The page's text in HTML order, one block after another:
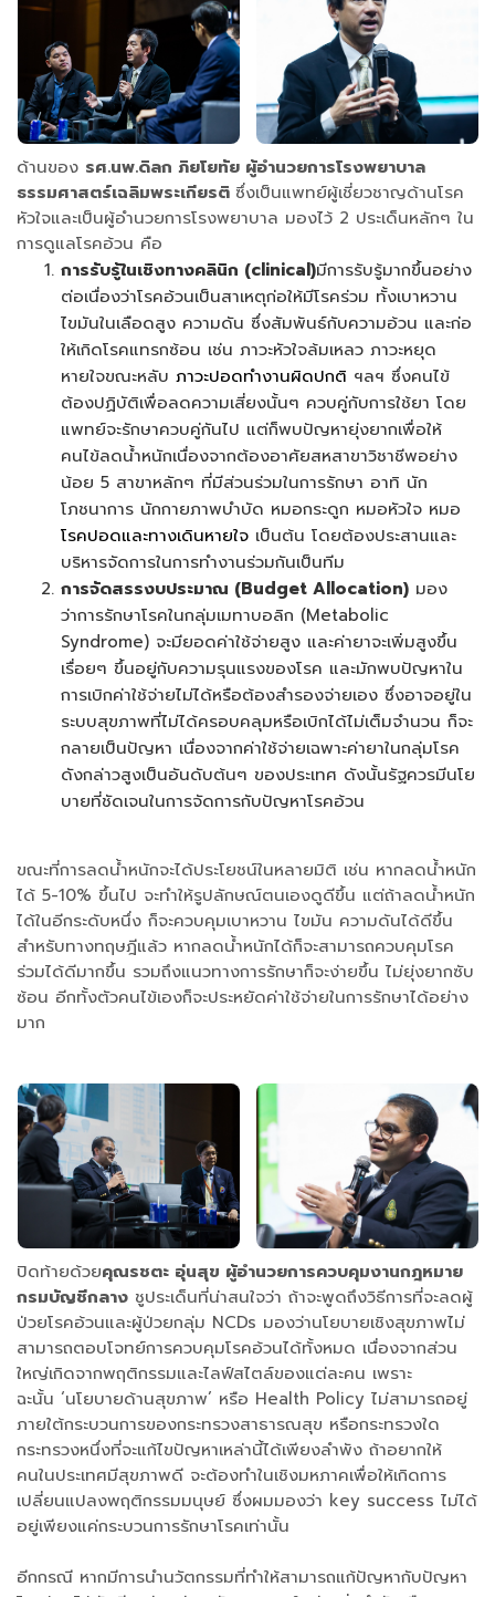
ด้านของ รศ.นพ.ดิลก ภิยโยทัย ผู้อำนวยการโรงพยาบาล
ธรรมศาสตร์เฉลิมพระเกียรติ ซึ่งเป็นแพทย์ผู้เชี่ยวชาญด้านโรค
หัวใจและเป็นผู้อำนวยการโรงพยาบาล มองไว้ 2 ประเด็นหลักๆ ใน
การดูแลโรคอ้วน คือ
การรับรู้ในเชิงทางคลินิก (clinical)มีการรับรู้มากขึ้นอย่าง
ต่อเนื่องว่าโรคอ้วนเป็นสาเหตุก่อให้มีโรคร่วม ทั้งเบาหวาน
ไขมันในเลือดสูง ความดัน ซึ่งสัมพันธ์กับความอ้วน และก่อ
ให้เกิดโรคแทรกซ้อน เช่น ภาวะหัวใจล้มเหลว ภาวะหยุด
หายใจขณะหลับ ภาวะปอดทำงานผิดปกติ ฯลฯ ซึ่งคนไข้
ต้องปฏิบัติเพื่อลดความเสี่ยงนั้นๆ ควบคู่กับการใช้ยา โดย
แพทย์จะรักษาควบคู่กันไป แต่ก็พบปัญหายุ่งยากเพื่อให้
คนไข้ลดน้ำหนักเนื่องจากต้องอาศัยสหสาขาวิชาชีพอย่าง
น้อย 5 สาขาหลักๆ ที่มีส่วนร่วมในการรักษา อาทิ นัก
โภชนาการ นักกายภาพบำบัด หมอกระดูก หมอหัวใจ หมอ
โรคปอดและทางเดินหายใจ เป็นต้น โดยต้องประสานและ
บริหารจัดการในการทำงานร่วมกันเป็นทีม
การจัดสรรงบประมาณ (Budget Allocation) มอง
ว่าการรักษาโรคในกลุ่มเมทาบอลิก (Metabolic
Syndrome) จะมียอดค่าใช้จ่ายสูง และค่ายาจะเพิ่มสูงขึ้น
เรื่อยๆ ขึ้นอยู่กับความรุนแรงของโรค และมักพบปัญหาใน
การเบิกค่าใช้จ่ายไม่ได้หรือต้องสำรองจ่ายเอง ซึ่งอาจอยู่ใน
ระบบสุขภาพที่ไม่ได้ครอบคลุมหรือเบิกได้ไม่เต็มจำนวน ก็จะ
กลายเป็นปัญหา เนื่องจากค่าใช้จ่ายเฉพาะค่ายาในกลุ่มโรค
ดังกล่าวสูงเป็นอันดับต้นๆ ของประเทศ ดังนั้นรัฐควรมีนโย
บายที่ชัดเจนในการจัดการกับปัญหาโรคอ้วน
ขณะที่การลดน้ำหนักจะได้ประโยชน์ในหลายมิติ เช่น หากลดน้ำหนัก
ได้ 5-10% ขึ้นไป จะทำให้รูปลักษณ์ตนเองดูดีขึ้น แต่ถ้าลดน้ำหนัก
ได้ในอีกระดับหนึ่ง ก็จะควบคุมเบาหวาน ไขมัน ความดันได้ดีขึ้น
สำหรับทางทฤษฎีแล้ว หากลดน้ำหนักได้ก็จะสามารถควบคุมโรค
ร่วมได้ดีมากขึ้น รวมถึงแนวทางการรักษาก็จะง่ายขึ้น ไม่ยุ่งยากซับ
ซ้อน อีกทั้งตัวคนไข้เองก็จะประหยัดค่าใช้จ่ายในการรักษาได้อย่าง
มาก
ปิดท้ายด้วยคุณรชตะ อุ่นสุข ผู้อำนวยการควบคุมงานกฎหมาย
กรมบัญชีกลาง ชูประเด็นที่น่าสนใจว่า ถ้าจะพูดถึงวิธีการที่จะลดผู้
ป่วยโรคอ้วนและผู้ป่วยกลุ่ม NCDs มองว่านโยบายเชิงสุขภาพไม่
สามารถตอบโจทย์การควบคุมโรคอ้วนได้ทั้งหมด เนื่องจากส่วน
ใหญ่เกิดจากพฤติกรรมและไลฟ์สไตล์ของแต่ละคน เพราะ
ฉะนั้น ‘นโยบายด้านสุขภาพ’ หรือ Health Policy ไม่สามารถอยู่
ภายใต้กระบวนการของกระทรวงสาธารณสุข หรือกระทรวงใด
กระทรวงหนึ่งที่จะแก้ไขปัญหาเหล่านี้ได้เพียงลำพัง ถ้าอยากให้
คนในประเทศมีสุขภาพดี จะต้องทำในเชิงมหภาคเพื่อให้เกิดการ
เปลี่ยนแปลงพฤติกรรมมนุษย์ ซึ่งผมมองว่า key success ไม่ได้
อยู่เพียงแค่กระบวนการรักษาโรคเท่านั้น
อีกกรณี หากมีการนำนวัตกรรมที่ทำให้สามารถแก้ปัญหากับปัญหา